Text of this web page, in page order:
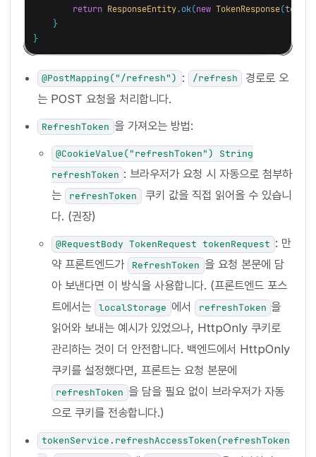
return ResponseEntity. ok(new TokenResponse(
}
}
@PostMapping("/refresh") : /refresh
경로로 오
는 POST 요청을 처리합니다.
RefreshToken 을 가져오는 방법:
@CookieValue("refreshToken") String
refreshToken : 브라우저가 요청 시 자동으로 첨부하
는
refreshToken
쿠키 값을 직접 읽어올 수 있습니
다. (권장)
@RequestBody TokenRequest tokenRequest : 만
약 프론트엔드가
RefreshToken 을 요청 본문에 담
아 보낸다면 이 방식을 사용합니다. (프론트엔드 포스
트에서는
localStorage 에서 refreshToken 을
읽어와 보내는 예시가 있었으나, HttpOnly 쿠키로
관리하는 것이 더 안전합니다. 백엔드에서 HttpOnly
쿠키를 설정했다면, 프론트는 요청 본문에
refreshToken 을 담을 필요 없이 브라우저가 자동
으로 쿠키를 전송합니다.)
tokenService.refreshAccessToken(refreshToken